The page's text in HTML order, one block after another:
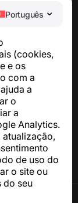
Português
(cookies,
e os
com a
a
o
a
Analytics.
atualização,
de uso do
o site ou
do seu
golpes